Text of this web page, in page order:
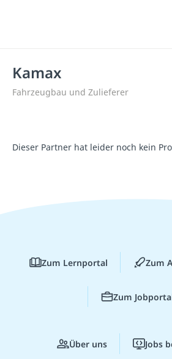
Kamax
Fahrzeugbau und Zulieferer
Dieser Partner hat leider noch kein
Zum Lernportal Zum
Zum
Über uns Jobs